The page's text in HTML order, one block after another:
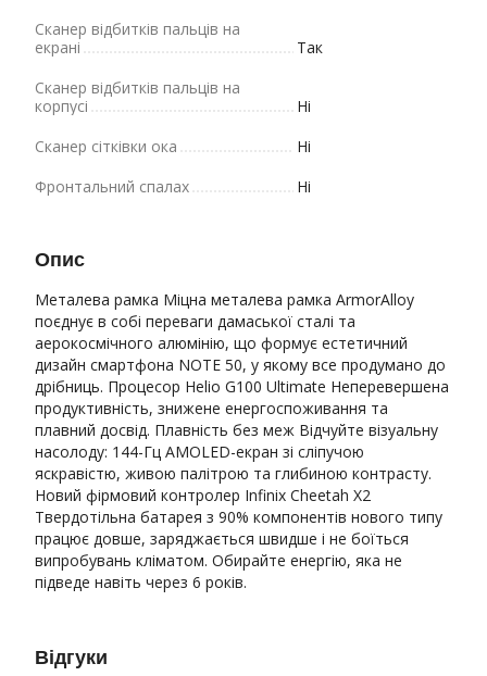
Сканер відбитків пальців на
екрані
Так
Сканер відбитків пальців на
корпусі
Ні
Сканер сітківки ока
Ні
Фронтальний спалах
Ні
Опис
Металева рамка Міцна металева рамка ArmorAlloy
поєднує в собі переваги дамаської сталі та
аерокосмічного алюмінію, що формує естетичний
дизайн смартфона NOTE 50, у якому все продумано до
дрібниць. Процесор Helio G100 Ultimate Неперевершена
продуктивність, знижене енергоспоживання та
плавний досвід. Плавність без меж Відчуйте візуальну
насолоду: 144-Гц AMOLED-екран зі сліпучою
яскравістю, живою палітрою та глибиною контрасту.
Новий фірмовий контролер Infinix Cheetah X2
Твердотільна батарея з 90% компонентів нового типу
працює довше, заряджається швидше і не боїться
випробувань кліматом. Обирайте енергію, яка не
підведе навіть через 6 років.
Відгуки